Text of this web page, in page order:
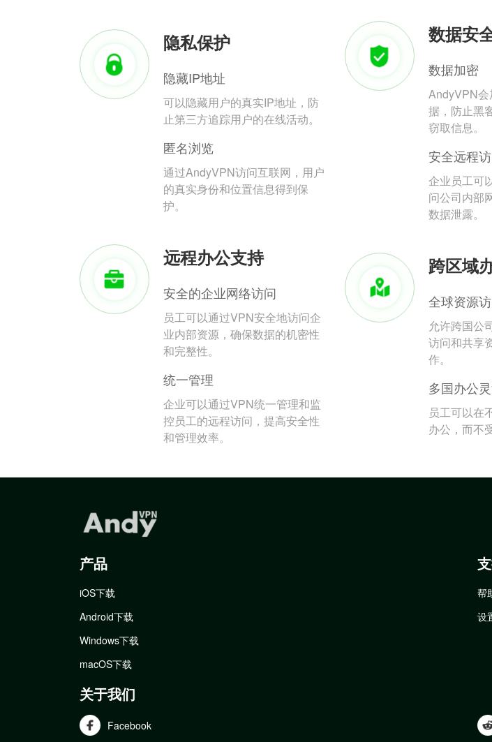
隐私保护
隐藏IP地址
可以隐藏用户的真实IP地址，防
止第三方追踪用户的在线活动。
匿名浏览
通过AndyVPN访问互联网，用户
的真实身份和位置信息得到保
护。
数据安
数据加密
AndyVPN
据，防止黑
窃取信息。
安全远程
企业员工可
问公司内部
数据泄露。
远程办公支持
安全的企业网络访问
员工可以通过VPN安全地访问企
业内部资源，确保数据的机密性
和完整性。
统一管理
企业可以通过VPN统一管理和监
控员工的远程访问，提高安全性
和管理效率。
跨区域
全球资源
允许跨国公
访问和共享
作。
多国办公
员工可以在
办公，而不
产品
iOS下载
Android下载
Windows下载
macOS下载
帮
设
关于我们
Facebook